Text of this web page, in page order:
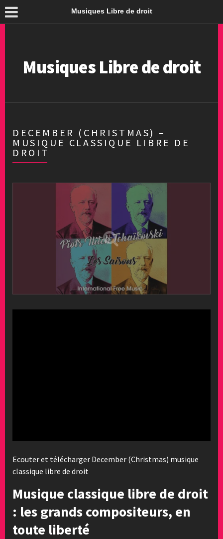
Musiques Libre de droit
Musiques Libre de droit
DECEMBER (CHRISTMAS) –
MUSIQUE CLASSIQUE LIBRE DE
DROIT
Ecouter et télécharger December (Christmas) musique
classique libre de droit
Musique classique libre de droit
: les grands compositeurs, en
toute liberté